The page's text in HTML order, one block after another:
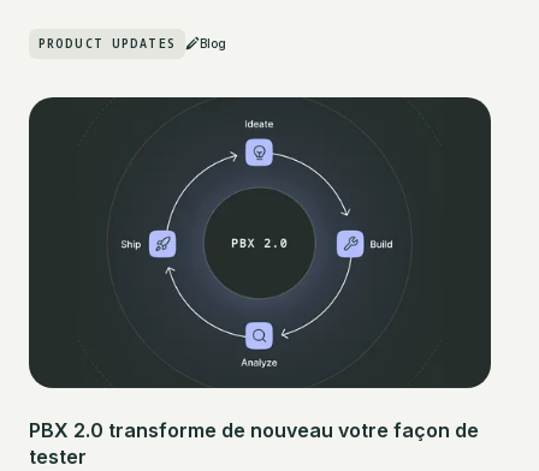
PRODUCT UPDATES Blog
PBX 2.0 transforme de nouveau votre façon de
tester